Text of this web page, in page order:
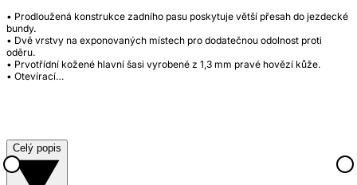
• Prodloužená konstrukce zadního pasu poskytuje větší přesah do jezdecké
bundy.
• Dvě vrstvy na exponovaných místech pro dodatečnou odolnost proti
oděru.
• Prvotřídní kožené hlavní šasi vyrobené z 1,3 mm pravé hovězí kůže.
• Otevírací…
Celý popis